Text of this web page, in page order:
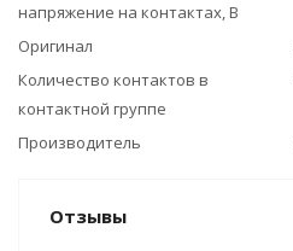
напряжение на контактах, В
Оригинал
Количество контактов в
контактной группе
Производитель
Отзывы